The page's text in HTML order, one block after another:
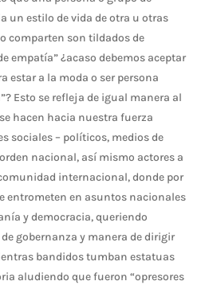
un estilo de vida de otra u otras
comparten son tildados de
empatía” ¿acaso debemos aceptar
estar a la moda o ser persona
Esto se refleja de igual manera al
hacen hacia nuestra fuerza
sociales – políticos, medios de
nacional, así mismo actores a
internacional, donde por
entrometen en asuntos nacionales
y democracia, queriendo
gobernanza y manera de dirigir
bandidos tumban estatuas
aludiendo que fueron “opresores